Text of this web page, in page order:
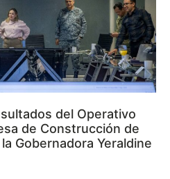
del Operativo
de Construcción de
Gobernadora Yeraldine